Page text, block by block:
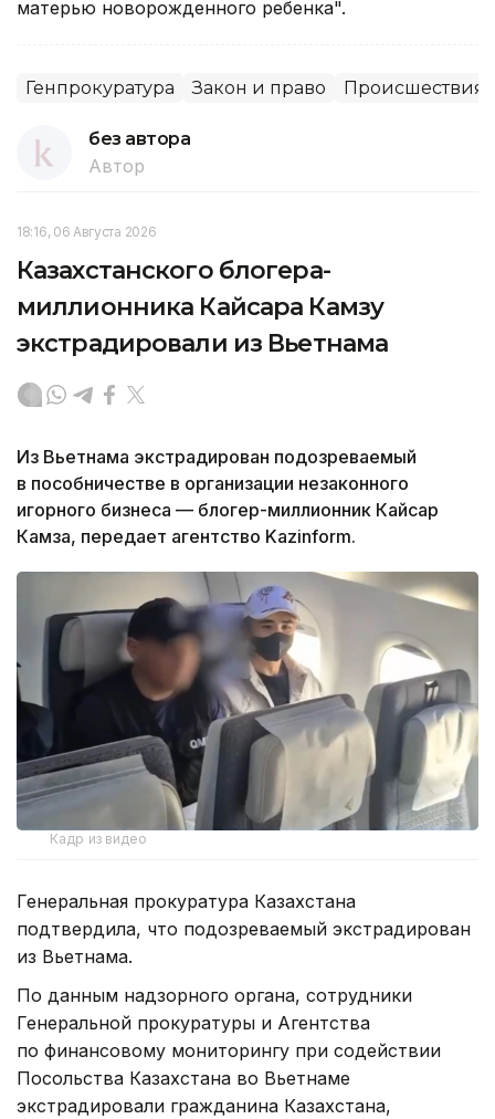
матерью новорожденного ребенка".
Генпрокуратура Закон и право Происшествия
без автора
Автор
18:16, 06 Августа 2026
Казахстанского блогера-
миллионника Кайсара Камзу
экстрадировали из Вьетнама
Из Вьетнама экстрадирован подозреваемый
в пособничестве в организации незаконного
игорного бизнеса — блогер-миллионник Кайсар
Камза, передает агентство Kazinform.
Кадр из видео
Генеральная прокуратура Казахстана
подтвердила, что подозреваемый экстрадирован
из Вьетнама.
По данным надзорного органа, сотрудники
Генеральной прокуратуры и Агентства
по финансовому мониторингу при содействии
Посольства Казахстана во Вьетнаме
экстрадировали гражданина Казахстана,